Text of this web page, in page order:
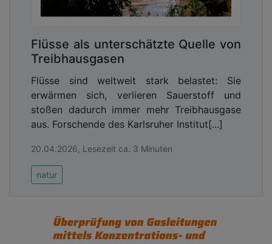
bis zum flitzenden Mini-Solarauto wurde gezeigt,
gekurbelt, gepustet, ausprobiert und gestaunt –
spielerisch, altersgerecht und mit allen Sinnen.
Genau darin liegt der Schlüssel: Kinder lernen
besonders nachhaltig, wenn sie selbst entdecken
und Zusammenhänge begreifen dürfen.
Link zur kostenlosen PDF Ausgabe der
weiter. Behutsam spannte Mechthild Köhncke den
Bogen vom eigenen Handeln zu globalen
Flüsse als unterschätzte Quelle von
Treibhausgasen
Flüsse sind weltweit stark belastet: Sie
erwärmen sich, verlieren Sauerstoff und
stoßen dadurch immer mehr Treibhausgase
aus. Forschende des Karlsruher Institut[...]
20.04.2026, Lesezeit ca. 3 Minuten
natur